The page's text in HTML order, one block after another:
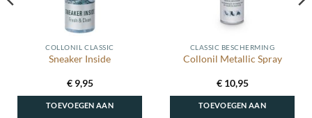
COLLONIL CLASSIC
Sneaker Inside
€9,95
TOEVOEGEN AAN
CLASSIC BESCHERMING
Collonil Metallic Spray
€10,95
TOEVOEGEN AAN